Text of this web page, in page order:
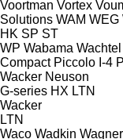
Voortman Vortex
Solutions WAM WEG
HK SP ST
WP Wabama Wachtel
Compact Piccolo I-4
Wacker Neuson
G-series HX LTN
Wacker
LTN
Waco Wadkin Wagner